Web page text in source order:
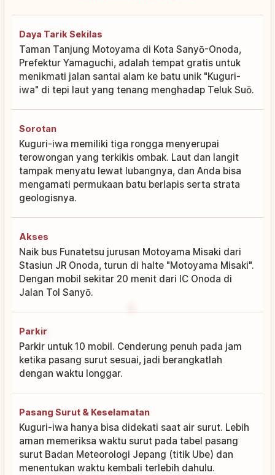
Daya Tarik Sekilas
Taman Tanjung Motoyama di Kota Sanyō-Onoda,
Prefektur Yamaguchi, adalah tempat gratis untuk
menikmati jalan santai alam ke batu unik "Kuguri-
iwa" di tepi laut yang tenang menghadap Teluk Suō.
Sorotan
Kuguri-iwa memiliki tiga rongga menyerupai
terowongan yang terkikis ombak. Laut dan langit
tampak menyatu lewat lubangnya, dan Anda bisa
mengamati permukaan batu berlapis serta strata
geologisnya.
Akses
Naik bus Funatetsu jurusan Motoyama Misaki dari
Stasiun JR Onoda, turun di halte "Motoyama Misaki".
Dengan mobil sekitar 20 menit dari IC Onoda di
Jalan Tol Sanyō.
Parkir
Parkir untuk 10 mobil. Cenderung penuh pada jam
ketika pasang surut sesuai, jadi berangkatlah
dengan waktu longgar.
Pasang Surut & Keselamatan
Kuguri-iwa hanya bisa didekati saat air surut. Lebih
aman memeriksa waktu surut pada tabel pasang
surut Badan Meteorologi Jepang (titik Ube) dan
menentukan waktu kembali terlebih dahulu.